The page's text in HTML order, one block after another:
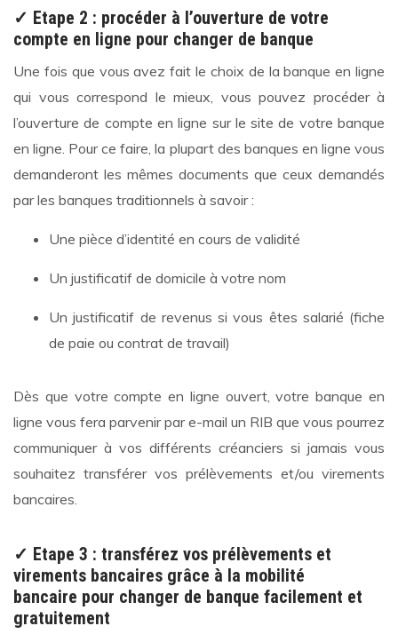
✓ Etape 2 : procéder à l’ouverture de votre
compte en ligne pour changer de banque
Une fois que vous avez fait le choix de la banque en ligne
qui vous correspond le mieux, vous pouvez procéder à
l’ouverture de compte en ligne sur le site de votre banque
en ligne. Pour ce faire, la plupart des banques en ligne vous
demanderont les mêmes documents que ceux demandés
par les banques traditionnels à savoir :
Une pièce d’identité en cours de validité
Un justificatif de domicile à votre nom
Un justificatif de revenus si vous êtes salarié (fiche
de paie ou contrat de travail)
Dès que votre compte en ligne ouvert, votre banque en
ligne vous fera parvenir par e-mail un RIB que vous pourrez
communiquer à vos différents créanciers si jamais vous
souhaitez transférer vos prélèvements et/ou virements
bancaires.
✓ Etape 3 : transférez vos prélèvements et
virements bancaires grâce à la mobilité
bancaire pour changer de banque facilement et
gratuitement